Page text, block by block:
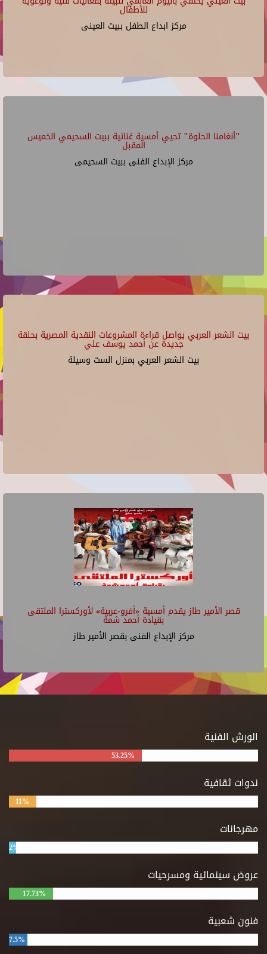
للأطفال
مركز ابداع الطفل ببيت العينى
"أنغامنا الحلوة" تحيي أمسية غنائية ببيت السحيمي الخميس
المقبل
مركز الإبداع الفنى ببيت السحيمى
بيت الشعر العربي يواصل قراءة المشروعات النقدية المصرية بحلقة
جديدة عن أحمد يوسف علي
بيت الشعر العربي بمنزل الست وسيلة
قصر الأمير طاز يقدم أمسية «أفرو-عربية» لأوركسترا الملتقى
بقيادة أحمد شمة
مركز الإبداع الفنى بقصر الأمير طاز
الورش الفنية
53.25%
ندوات ثقافية
11%
مهرجانات
2%
عروض سينمائية ومسرحيات
17.73%
فنون شعبية
7.5%